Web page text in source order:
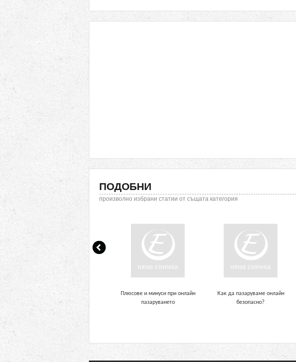
ПОДОБНИ
произволно избрани статии от същата категория
Плюсове и минуси при онлайн
пазаруването
Как да пазаруваме онлайн
безопасно?